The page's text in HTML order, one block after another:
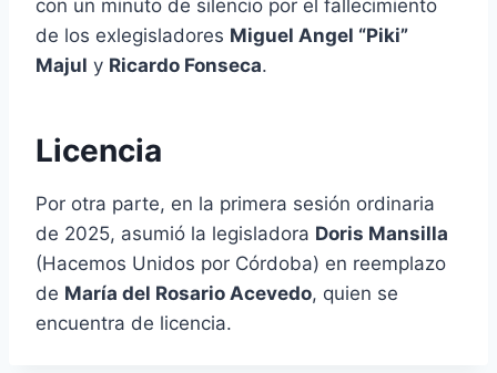
con un minuto de silencio por el fallecimiento
de los exlegisladores Miguel Angel “Piki”
Majul y Ricardo Fonseca.
Licencia
Por otra parte, en la primera sesión ordinaria
de 2025, asumió la legisladora Doris Mansilla
(Hacemos Unidos por Córdoba) en reemplazo
de María del Rosario Acevedo, quien se
encuentra de licencia.